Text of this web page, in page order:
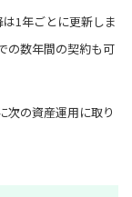
1年ごとに更新しま
の数年間の契約も可
次の資産運用に取り